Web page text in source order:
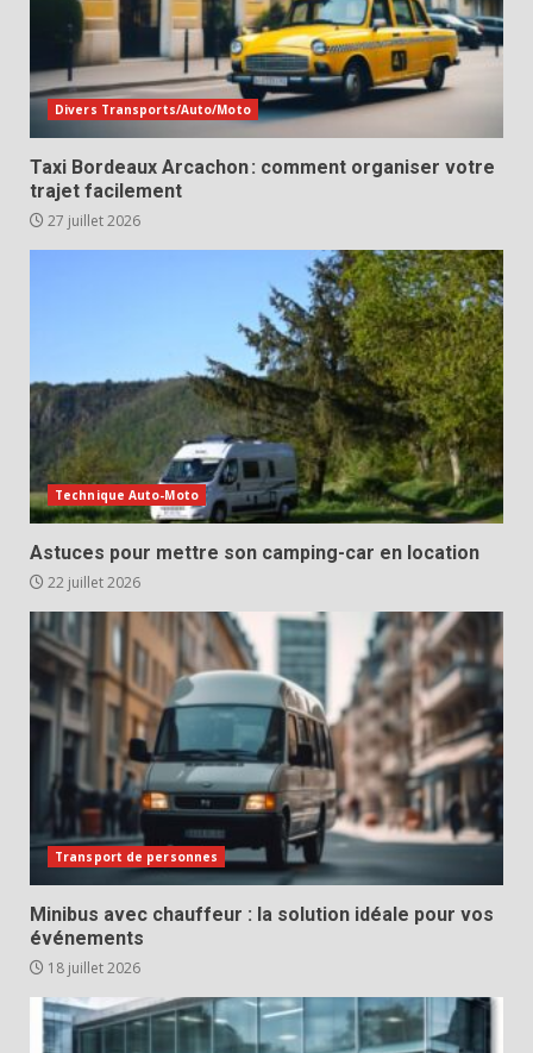
Divers Transports/Auto/Moto
Taxi Bordeaux Arcachon : comment organiser votre
trajet facilement
27 juillet 2026
Technique Auto-Moto
Astuces pour mettre son camping-car en location
22 juillet 2026
Transport de personnes
Minibus avec chauffeur : la solution idéale pour vos
événements
18 juillet 2026